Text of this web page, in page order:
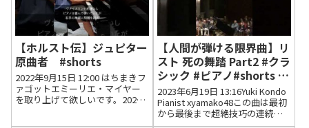
【ホルスト伝】ジュピター
原曲者 #shorts
2022年9月15日 12:00 はちまきフ
ァゴットエミーリエ・マイヤー
を取り上げて欲しいです。2022
【人間が弾ける限界曲】リ
スト 死の舞踏 Part2 #クラ
シック #ピアノ#shorts #
ピアニスト 近藤由
貴/Liszt:Totentanz
Piano Solo
2023年6月19日 13:16Yuki Kondo
Pianist xyamako48この曲は最初
から最後まで超絶技巧の連続
で、しかも長い、こんな曲を全